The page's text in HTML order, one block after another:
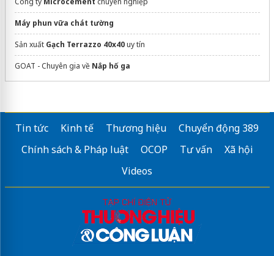
Máy phun vữa chát tường
Sản xuất Gạch Terrazzo 40x40uy tín
GOAT - Chuyên gia về Nắp hố ga
Tin tức Kinh tế Thương hiệu
Chuyển động 389
Chính sách & Pháp luật
OCOP Tư vấn
Xã hội
Videos